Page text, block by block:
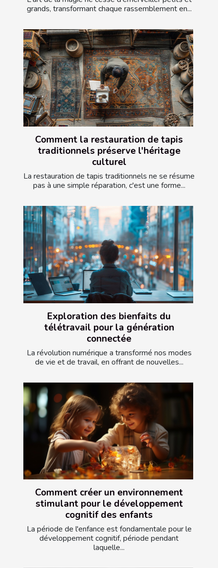
grands, transformant chaque rassemblement en...
Comment la restauration de tapis
traditionnels préserve l'héritage
culturel
La restauration de tapis traditionnels ne se résume
pas à une simple réparation, c'est une forme...
Exploration des bienfaits du
télétravail pour la génération
connectée
La révolution numérique a transformé nos modes
de vie et de travail, en offrant de nouvelles...
Comment créer un environnement
stimulant pour le développement
cognitif des enfants
La période de l'enfance est fondamentale pour le
développement cognitif, période pendant
laquelle...